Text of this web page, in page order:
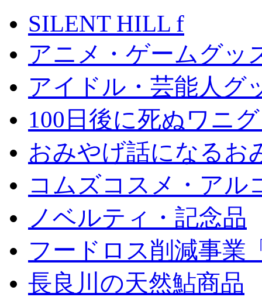
SILENT HILL f
アニメ・ゲームグッ
アイドル・芸能人グ
100日後に死ぬワニ
おみやげ話になるお
コムズコスメ・アル
ノベルティ・記念品
フードロス削減事業
長良川の天然鮎商品